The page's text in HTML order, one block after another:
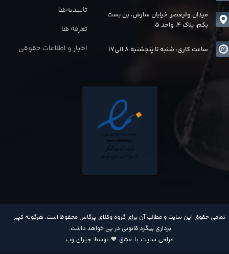
​تمامی حقوق این سایت و مطالب آن برای گروه وکلای پرگاس محفوظ است. هرگونه کپی
برداری پیگرد قانونی در پی خواهد داشت​​​​​​​.
طراحی سایت با عشق 🧡 توسط جیران وب
تاییدیه‌ها
تعرفه ها
اخبار و اطلاعات حقوقی
میدان ولیعصر، خیابان سازش، بن بست
یکم، پلاک 4، واحد 5
ساعت کاری: شنبه تا پنجشنبه 8 الی17